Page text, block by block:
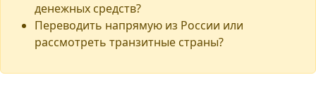
денежных средств?
Переводить напрямую из России или
рассмотреть транзитные страны?